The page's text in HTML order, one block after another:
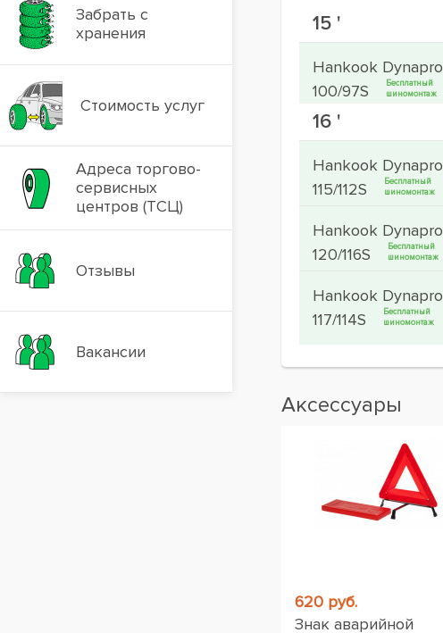
Забрать с
хранения
Стоимость услуг
Адреса торгово-
сервисных
центров (ТСЦ)
Отзывы
Вакансии
15 '
Hankook
100/97S
Бесплатный
шиномонтаж
16 '
Hankook
115/112S
Бесплатный
шиномонтаж
Hankook
120/116S
Бесплатный
шиномонтаж
Hankook
117/114S
Бесплатный
шиномонтаж
Аксессуары
620 руб.
Знак аварийной